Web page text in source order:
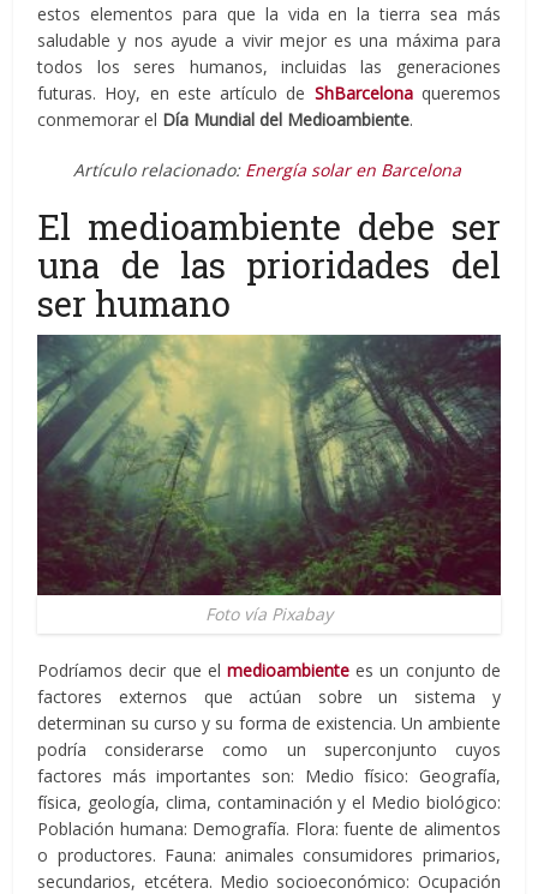
estos elementos para que la vida en la tierra sea más
saludable y nos ayude a vivir mejor es una máxima para
todos los seres humanos, incluidas las generaciones
futuras. Hoy, en este artículo de ShBarcelonaqueremos
conmemorar el Día Mundial del Medioambiente.
Artículo relacionado: Energía solar en Barcelona
El medioambiente debe ser
una de las prioridades del
ser humano
Foto vía Pixabay
Podríamos decir que el medioambiente es un conjunto de
factores externos que actúan sobre un sistema y
determinan su curso y su forma de existencia. Un ambiente
podría considerarse como un superconjunto cuyos
factores más importantes son: Medio físico: Geografía,
física, geología, clima, contaminación y el Medio biológico:
Población humana: Demografía. Flora: fuente de alimentos
o productores. Fauna: animales consumidores primarios,
secundarios, etcétera. Medio socioeconómico: Ocupación